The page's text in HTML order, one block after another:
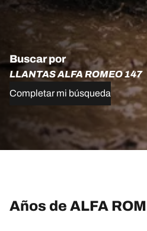
Buscar por
LLANTAS ALFA ROMEO 147
Completar mi búsqueda
Años de ALFA